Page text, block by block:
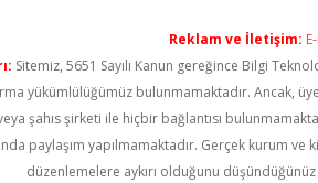
Reklam ve İletişim:
Sitemiz, 5651 Sayılı Kanun gereğince Bilgi
yükümlülüğümüz bulunmamaktadır. Ancak,
şahıs şirketi ile hiçbir bağlantısı
paylaşım yapılmamaktadır. Gerçek kurum
düzenlemelere aykırı olduğunu